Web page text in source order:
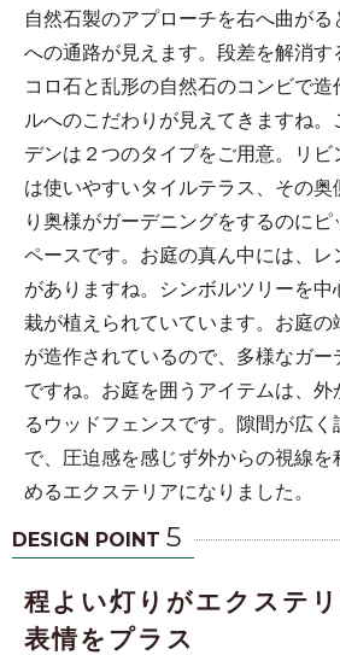
自然石製のアプローチを右へ曲が
への通路が見えます。段差を解消
コロ石と乱形の自然石のコンビで
ルへのこだわりが見えてきますね
デンは２つのタイプをご用意。リ
は使いやすいタイルテラス、その
り奥様がガーデニングをするのに
ペースです。お庭の真ん中には、
がありますね。シンボルツリーを
栽が植えられていています。お庭
が造作されているので、多様なガー
ですね。お庭を囲うアイテムは、
るウッドフェンスです。隙間が広
で、圧迫感を感じず外からの視線
めるエクステリアになりました。
DESIGN POINT 5
程よい灯りがエクステ
表情をプラス